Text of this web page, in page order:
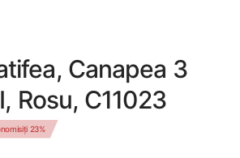
Canapea 3
Rosu, C11023
23%